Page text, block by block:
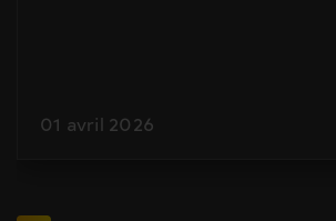
01 avril 2026